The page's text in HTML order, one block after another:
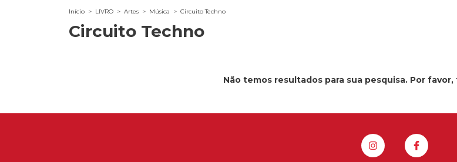
Início > LIVRO > Artes > Música > Circuito Techno
Circuito Techno
Não temos resultados para sua pesquisa. Por